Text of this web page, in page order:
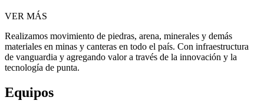
VER MÁS
Realizamos movimiento de piedras, arena, minerales y demás
materiales en minas y canteras en todo el país. Con infraestructura
de vanguardia y agregando valor a través de la innovación y la
tecnología de punta.
Equipos